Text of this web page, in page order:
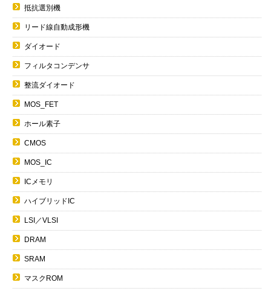
抵抗選別機
リード線自動成形機
ダイオード
フィルタコンデンサ
整流ダイオード
MOS_FET
ホール素子
CMOS
MOS_IC
ICメモリ
ハイブリッドIC
LSI／VLSI
DRAM
SRAM
マスクROM